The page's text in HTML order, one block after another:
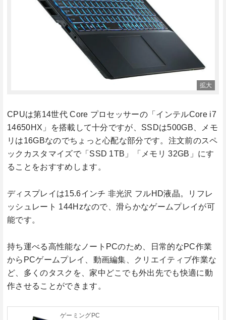
CPUは第14世代 Core プロセッサーの「インテルCore i7
14650HX」を搭載して十分ですが、SSDは500GB、メモ
リは16GBなのでちょっと心配な部分です。注文前のスペ
ックカスタマイズで「SSD 1TB」「メモリ 32GB」にす
ることをおすすめします。
ディスプレイは15.6インチ 非光沢 フルHD液晶。リフレ
ッシュレート 144Hzなので、滑らかなゲームプレイが可
能です。
持ち運べる高性能なノートPCのため、日常的なPC作業
からPCゲームプレイ、動画編集、クリエイティブ作業な
ど、多くのタスクを、家中どこでも外出先でも快適に動
作させることができます。
ゲーミングPC